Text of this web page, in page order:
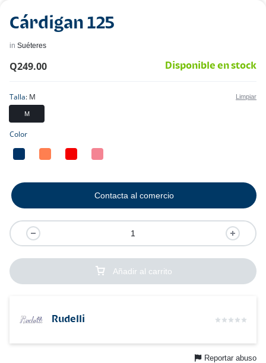
Cárdigan 125
in Suéteres
Q249.00 Disponible en stock
Talla M
M
Color
Limpiar
Añadir al carrito
Contacta al comercio
Rudelli
Reportar abuso